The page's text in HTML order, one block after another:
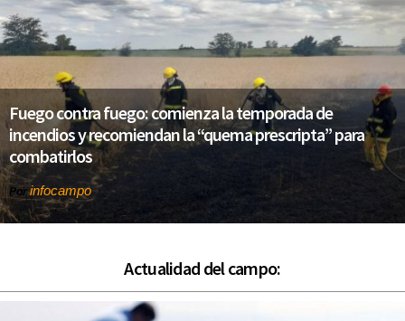
Fuego contra fuego: comienza la temporada de
incendios y recomiendan la “quema prescripta” para
combatirlos
Porinfocampo
Actualidad del campo: